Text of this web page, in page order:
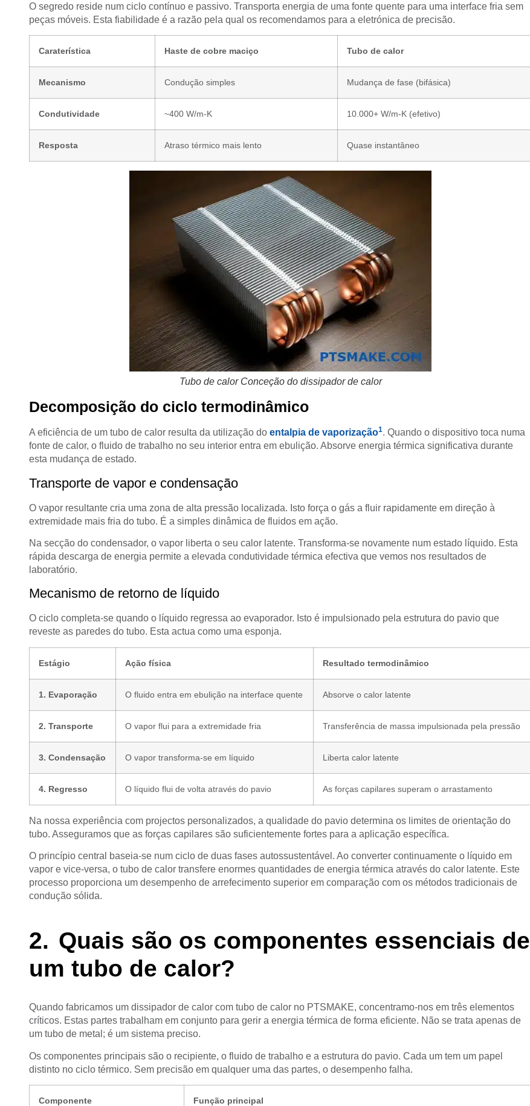
O segredo reside num ciclo contínuo e passivo. Transporta energia de uma fonte quente para uma interface fria sem
peças móveis. Esta fiabilidade é a razão pela qual os recomendamos para a eletrónica de precisão.
Caraterística Haste de cobre maciço Tubo de calor
Mecanismo Condução simples Mudança de fase (bifásica)
Condutividade ~400 W/m-K 10.000+ W/m-K (efetivo)
Resposta Atraso térmico mais lento Quase instantâneo
Tubo de calor Conceção do dissipador de calor
Decomposição do ciclo termodinâmico
A eficiência de um tubo de calor resulta da utilização do entalpia de vaporização1. Quando o dispositivo toca numa
fonte de calor, o fluido de trabalho no seu interior entra em ebulição. Absorve energia térmica significativa durante
esta mudança de estado.
Transporte de vapor e condensação
O vapor resultante cria uma zona de alta pressão localizada. Isto força o gás a fluir rapidamente em direção à
extremidade mais fria do tubo. É a simples dinâmica de fluidos em ação.
Na secção do condensador, o vapor liberta o seu calor latente. Transforma-se novamente num estado líquido. Esta
rápida descarga de energia permite a elevada condutividade térmica efectiva que vemos nos resultados de
laboratório.
Mecanismo de retorno de líquido
O ciclo completa-se quando o líquido regressa ao evaporador. Isto é impulsionado pela estrutura do pavio que
reveste as paredes do tubo. Esta actua como uma esponja.
Estágio Ação física Resultado termodinâmico
1. Evaporação O fluido entra em ebulição na interface quente Absorve o calor latente
2. Transporte O vapor flui para a extremidade fria Transferência de massa impulsionada pela pressão
3. Condensação O vapor transforma-se em líquido Liberta calor latente
4. Regresso O líquido flui de volta através do pavio As forças capilares superam o arrastamento
Na nossa experiência com projectos personalizados, a qualidade do pavio determina os limites de orientação do
tubo. Asseguramos que as forças capilares são suficientemente fortes para a aplicação específica.
O princípio central baseia-se num ciclo de duas fases autossustentável. Ao converter continuamente o líquido em
vapor e vice-versa, o tubo de calor transfere enormes quantidades de energia térmica através do calor latente. Este
processo proporciona um desempenho de arrefecimento superior em comparação com os métodos tradicionais de
condução sólida.
Quais são os componentes essenciais de
um tubo de calor?
Quando fabricamos um dissipador de calor com tubo de calor no PTSMAKE, concentramo-nos em três elementos
críticos. Estas partes trabalham em conjunto para gerir a energia térmica de forma eficiente. Não se trata apenas de
um tubo de metal; é um sistema preciso.
Os componentes principais são o recipiente, o fluido de trabalho e a estrutura do pavio. Cada um tem um papel
distinto no ciclo térmico. Sem precisão em qualquer uma das partes, o desempenho falha.
Componente Função principal